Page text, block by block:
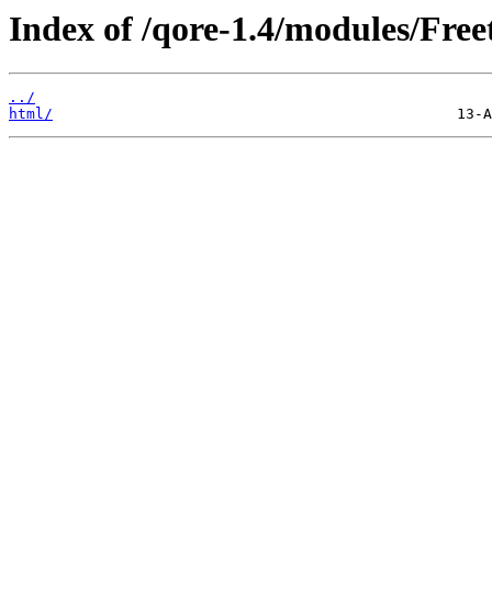
Index of /qore-1.4/modules/
../
html/